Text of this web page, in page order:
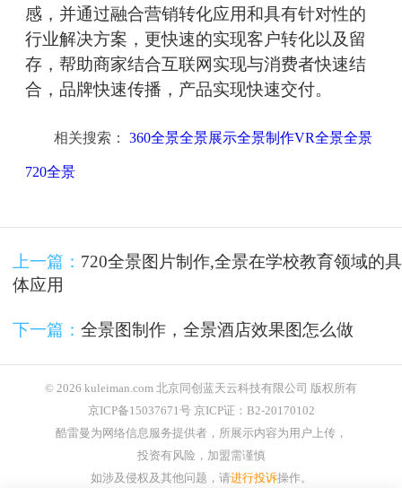
感，并通过融合营销转化应用和具有针对性的
行业解决方案，更快速的实现客户转化以及留
存，帮助商家结合互联网实现与消费者快速结
合，品牌快速传播，产品实现快速交付。
相关搜索： 360全景全景展示全景制作VR全景全景
720全景
上一篇： 720全景图片制作,全景在学校教育领域的具
体应用
下一篇： 全景图制作，全景酒店效果图怎么做
© 2026 kuleiman.com 北京同创蓝天云科技有限公司 版权所有
京ICP备15037671号 京ICP证：B2-20170102
酷雷曼为网络信息服务提供者，所展示内容为用户上传，
投资有风险，加盟需谨慎
如涉及侵权及其他问题，请进行投诉操作。